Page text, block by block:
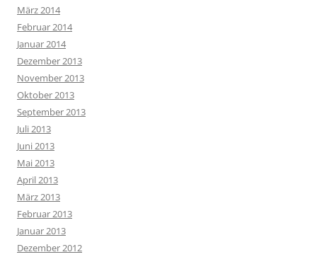
März 2014
Februar 2014
Januar 2014
Dezember 2013
November 2013
Oktober 2013
September 2013
Juli 2013
Juni 2013
Mai 2013
April 2013
März 2013
Februar 2013
Januar 2013
Dezember 2012